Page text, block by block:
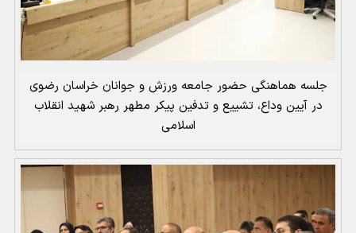
جلسه هماهنگی حضور جامعه ورزش و جوانان خراسان رضوی
در آیین وداع، تشییع و تدفین پیکر مطهر رهبر شهید انقلاب
اسلامی